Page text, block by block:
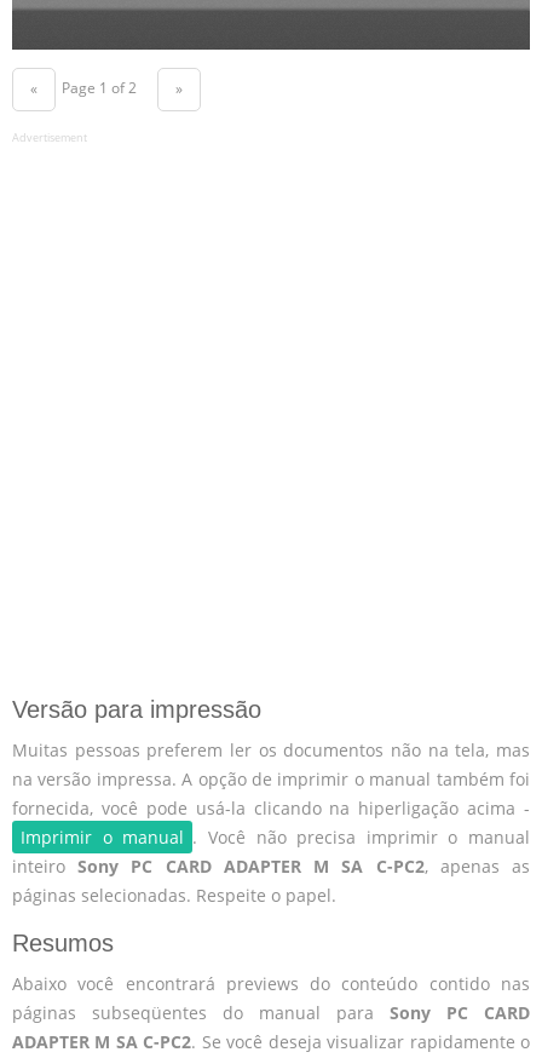
« Page 1 of 2 »
Advertisement
Versão para impressão
Muitas pessoas preferem ler os documentos não na tela, mas
na versão impressa. A opção de imprimir o manual também foi
fornecida, você pode usá-la clicando na hiperligação acima -
Imprimir o manual . Você não precisa imprimir o manual
inteiroSony PC CARD ADAPTER M SA C-PC2, apenas as
páginas selecionadas. Respeite o papel.
Resumos
Abaixo você encontrará previews do conteúdo contido nas
páginas subseqüentes do manual para Sony PC CARD
ADAPTER M SA C-PC2. Se você deseja visualizar rapidamente o